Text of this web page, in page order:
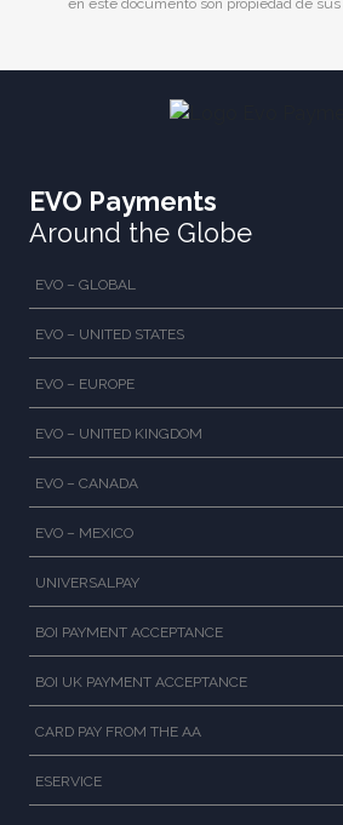
en este documento son propiedad de
EVO Payments
Around the Globe
EVO – GLOBAL
EVO – UNITED STATES
EVO – EUROPE
EVO – UNITED KINGDOM
EVO – CANADA
EVO – MEXICO
UNIVERSALPAY
BOI PAYMENT ACCEPTANCE
BOI UK PAYMENT ACCEPTANCE
CARD PAY FROM THE AA
ESERVICE